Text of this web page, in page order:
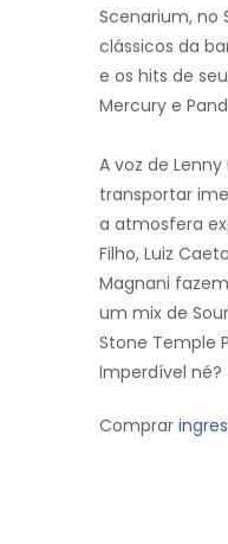
Scenarium, no
clássicos da
e os hits de
Mercury e
A voz de
transportar
a atmosfera
Filho, Luiz
Magnani
um mix de
Stone Temple
Imperdível né?
Comprar